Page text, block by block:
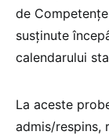
de
susținute
calendarului
La aceste
admis/respins,